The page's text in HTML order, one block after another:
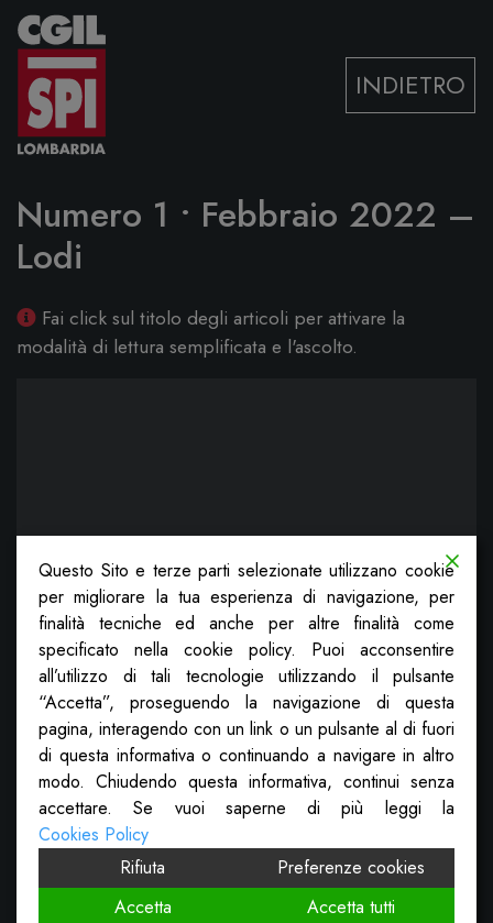
Vai al contenuto
INDIETRO
Numero 1 • Febbraio 2022 –
Lodi
Fai click sul titolo degli articoli per attivare la
modalità di lettura semplificata e l'ascolto.
Questo Sito e terze parti selezionate utilizzano cookie
per migliorare la tua esperienza di navigazione, per
finalità tecniche ed anche per altre finalità come
specificato nella cookie policy. Puoi acconsentire
all’utilizzo di tali tecnologie utilizzando il pulsante
“Accetta”, proseguendo la navigazione di questa
pagina, interagendo con un link o un pulsante al di fuori
di questa informativa o continuando a navigare in altro
modo. Chiudendo questa informativa, continui senza
accettare. Se vuoi saperne di più leggi la
Cookies Policy
Rifiuta
Preferenze cookies
Accetta
Accetta tutti